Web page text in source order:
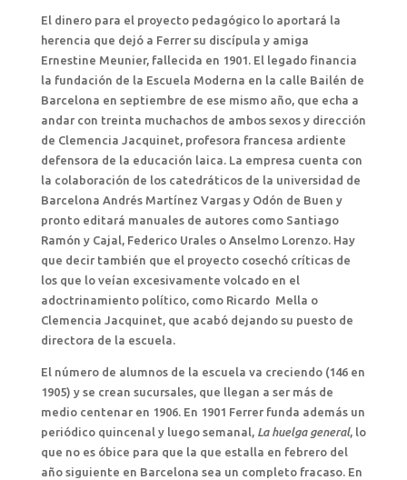
El dinero para el proyecto pedagógico lo aportará la
herencia que dejó a Ferrer su discípula y amiga
Ernestine Meunier, fallecida en 1901. El legado financia
la fundación de la Escuela Moderna en la calle Bailén de
Barcelona en septiembre de ese mismo año, que echa a
andar con treinta muchachos de ambos sexos y dirección
de Clemencia Jacquinet, profesora francesa ardiente
defensora de la educación laica. La empresa cuenta con
la colaboración de los catedráticos de la universidad de
Barcelona Andrés Martínez Vargas y Odón de Buen y
pronto editará manuales de autores como Santiago
Ramón y Cajal, Federico Urales o Anselmo Lorenzo. Hay
que decir también que el proyecto cosechó críticas de
los que lo veían excesivamente volcado en el
adoctrinamiento político, como Ricardo Mella o
Clemencia Jacquinet, que acabó dejando su puesto de
directora de la escuela.
El número de alumnos de la escuela va creciendo (146 en
1905) y se crean sucursales, que llegan a ser más de
medio centenar en 1906. En 1901 Ferrer funda además un
periódico quincenal y luego semanal, La huelga general, lo
que no es óbice para que la que estalla en febrero del
año siguiente en Barcelona sea un completo fracaso. En